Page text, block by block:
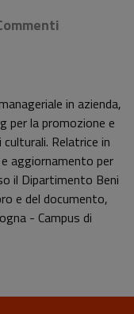
in azienda,
per la promozione e
Relatrice in
aggiornamento per
il Dipartimento Beni
e del documento,
- Campus di